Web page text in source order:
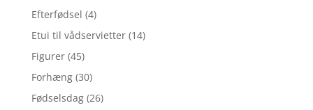
Efterfødsel (4)
Etui til vådservietter (14)
Figurer (45)
Forhæng (30)
Fødselsdag (26)